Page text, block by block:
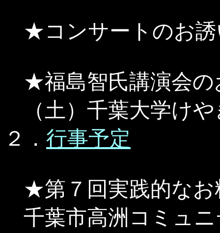
★コンサートの
★福島智氏講演会の
（土）千葉大学け
２． 行事予定
★第７回実践的なお
千葉市高洲コミュ